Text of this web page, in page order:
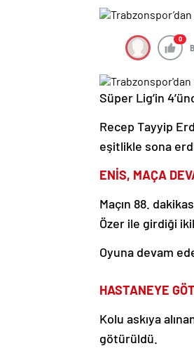
0
Süper Lig’in
Recep Tayyip
eşitlikle sona
ENİS, MAÇA
Maçın 88.
Özer ile girdiği
Oyuna devam
HASTANEYE
Kolu askıya
götürüldü.